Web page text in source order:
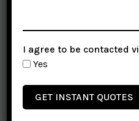
I agree to be contacted
Yes
GET INSTANT QUOTES